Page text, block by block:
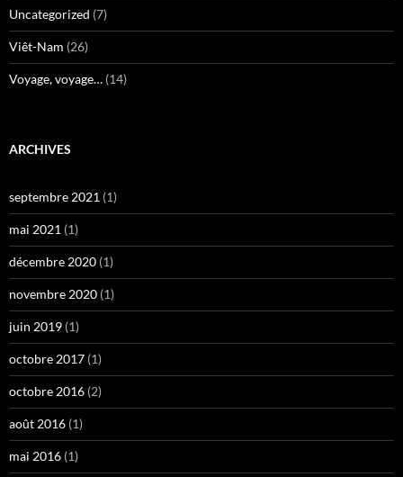
Uncategorized (7)
Viêt-Nam (26)
Voyage, voyage… (14)
ARCHIVES
septembre 2021 (1)
mai 2021 (1)
décembre 2020 (1)
novembre 2020 (1)
juin 2019 (1)
octobre 2017 (1)
octobre 2016 (2)
août 2016 (1)
mai 2016 (1)